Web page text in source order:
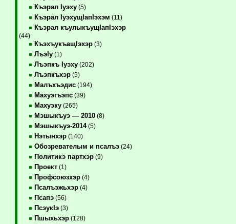
Къэрал Iуэху(5)
Къэрал IуэхущIапIэхэм (11)
Къэрал къулыкъущIапIэхэр
(44)
КъэхъукъащIэхэр(3)
ЛъэIу(1)
Лъэпкъ Iуэху(202)
Лъэпкъхэр(5)
Малъхъэдис(194)
Махуэгъэпс(39)
Махуэку(265)
Мэшыкъуэ — 2010(8)
Мэшыкъуэ-2014(5)
Нэтынхэр(140)
Обозревателым и псалъэ(24)
Политикэ партхэр(9)
Проект(1)
Профсоюзхэр(4)
Псалъэжьхэр(4)
Псапэ(56)
ПсэукIэ(3)
Пшыхьхэр(128)